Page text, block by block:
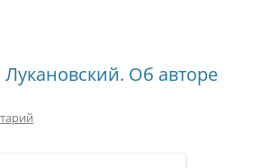
Лукановский. Об авторе